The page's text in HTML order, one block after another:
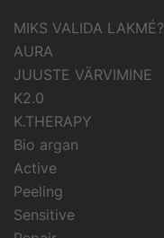
MIKS VALIDA LAKMÉ?
AURA
JUUSTE VÄRVIMINE
K2.0
K.THERAPY
Bio argan
Active
Peeling
Sensitive